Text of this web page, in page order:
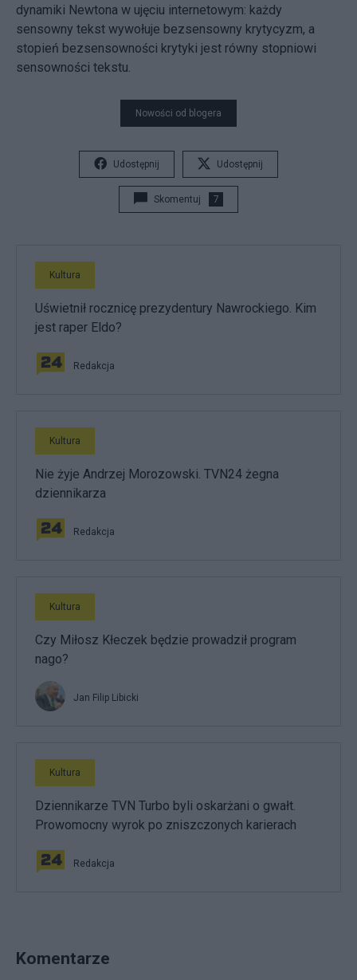
dynamiki Newtona w ujęciu internetowym: każdy
sensowny tekst wywołuje bezsensowny krytycyzm, a
stopień bezsensowności krytyki jest równy stopniowi
sensowności tekstu.
Nowości od blogera
Udostępnij Udostępnij
Skomentuj 7
Kultura
Uświetnił rocznicę prezydentury Nawrockiego. Kim
jest raper Eldo?
Redakcja
Kultura
Nie żyje Andrzej Morozowski. TVN24 żegna
dziennikarza
Redakcja
Kultura
Czy Miłosz Kłeczek będzie prowadził program
nago?
Jan Filip Libicki
Kultura
Dziennikarze TVN Turbo byli oskarżani o gwałt.
Prowomocny wyrok po zniszczonych karierach
Redakcja
Komentarze